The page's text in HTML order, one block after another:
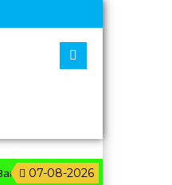
07-08-2026